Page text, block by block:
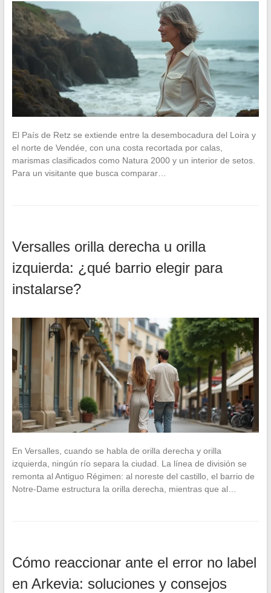
El País de Retz se extiende entre la desembocadura del Loira y
el norte de Vendée, con una costa recortada por calas,
marismas clasificados como Natura 2000 y un interior de setos.
Para un visitante que busca comparar…
Versalles orilla derecha u orilla
izquierda: ¿qué barrio elegir para
instalarse?
En Versalles, cuando se habla de orilla derecha y orilla
izquierda, ningún río separa la ciudad. La línea de división se
remonta al Antiguo Régimen: al noreste del castillo, el barrio de
Notre-Dame estructura la orilla derecha, mientras que al…
Cómo reaccionar ante el error no label
en Arkevia: soluciones y consejos